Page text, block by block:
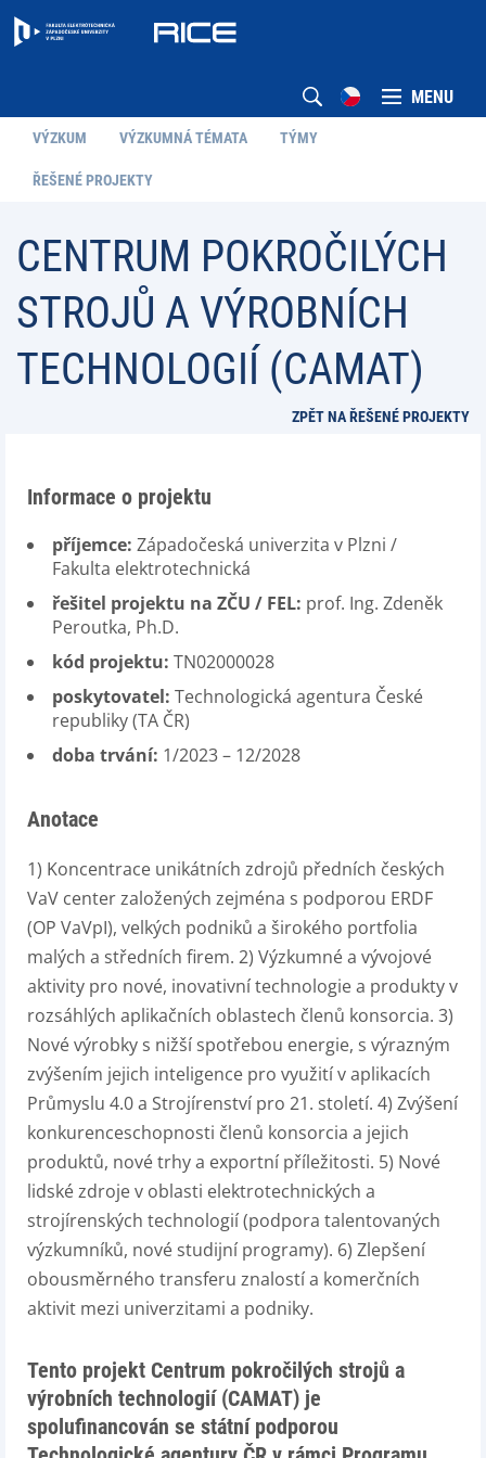
MENU
VÝZKUM VÝZKUMNÁ TÉMATA TÝMY
ŘEŠENÉ PROJEKTY
CENTRUM POKROČILÝCH
STROJŮ A VÝROBNÍCH
TECHNOLOGIÍ (CAMAT)
ZPĚT NA ŘEŠENÉ PROJEKTY
Informace o projektu
příjemce: Západočeská univerzita v Plzni /
Fakulta elektrotechnická
řešitel projektu na ZČU / FEL: prof. Ing. Zdeněk
Peroutka, Ph.D.
kód projektu: TN02000028
poskytovatel: Technologická agentura České
republiky (TA ČR)
doba trvání: 1/2023 – 12/2028
Anotace
1) Koncentrace unikátních zdrojů předních českých
VaV center založených zejména s podporou ERDF
(OP VaVpI), velkých podniků a širokého portfolia
malých a středních firem. 2) Výzkumné a vývojové
aktivity pro nové, inovativní technologie a produkty v
rozsáhlých aplikačních oblastech členů konsorcia. 3)
Nové výrobky s nižší spotřebou energie, s výrazným
zvýšením jejich inteligence pro využití v aplikacích
Průmyslu 4.0 a Strojírenství pro 21. století. 4) Zvýšení
konkurenceschopnosti členů konsorcia a jejich
produktů, nové trhy a exportní příležitosti. 5) Nové
lidské zdroje v oblasti elektrotechnických a
strojírenských technologií (podpora talentovaných
výzkumníků, nové studijní programy). 6) Zlepšení
obousměrného transferu znalostí a komerčních
aktivit mezi univerzitami a podniky.
Tento projekt Centrum pokročilých strojů a
výrobních technologií (CAMAT) je
spolufinancován se státní podporou